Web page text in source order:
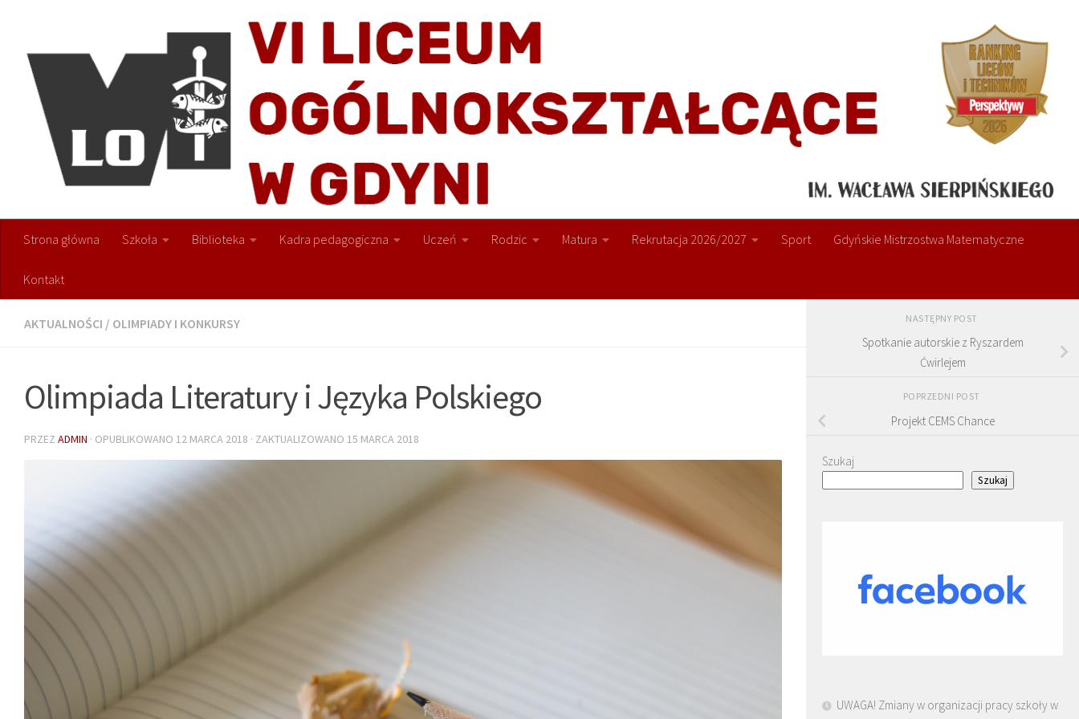
Strona główna Szkoła Biblioteka Kadra pedagogiczna Uczeń Rodzic Matura Rekrutacja 2026/2027 Sport Gdyńskie Mistrzostwa Matematyczne
Kontakt
AKTUALNOŚCI / OLIMPIADY I KONKURSY
Olimpiada Literatury i Języka Polskiego
PRZEZ ADMIN · OPUBLIKOWANO 12 MARCA 2018 · ZAKTUALIZOWANO 15 MARCA 2018
NASTĘPNY POST
Spotkanie autorskie z Ryszardem
Ćwirlejem
POPRZEDNI POST
Projekt CEMS Chance
Szukaj
Szukaj
UWAGA! Zmiany w organizacji pracy szkoły w